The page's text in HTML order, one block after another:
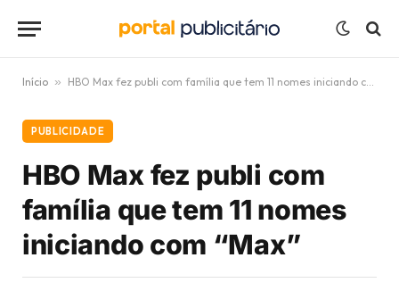
Início » HBO Max fez publi com família que tem 11 nomes iniciando com “Max”
PUBLICIDADE
HBO Max fez publi com
família que tem 11 nomes
iniciando com “Max”